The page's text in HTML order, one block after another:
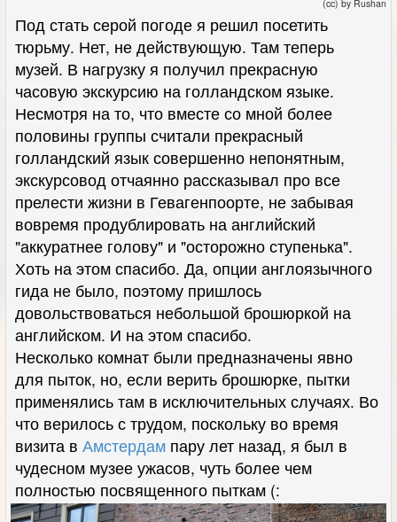
(cc) by Rushan
Под стать серой погоде я решил посетить
тюрьму. Нет, не действующую. Там теперь
музей. В нагрузку я получил прекрасную
часовую экскурсию на голландском языке.
Несмотря на то, что вместе со мной более
половины группы считали прекрасный
голландский язык совершенно непонятным,
экскурсовод отчаянно рассказывал про все
прелести жизни в Гевагенпоорте, не забывая
вовремя продублировать на английский
"аккуратнее голову" и "осторожно ступенька".
Хоть на этом спасибо. Да, опции англоязычного
гида не было, поэтому пришлось
довольствоваться небольшой брошюркой на
английском. И на этом спасибо.
Несколько комнат были предназначены явно
для пыток, но, если верить брошюрке, пытки
применялись там в исключительных случаях. Во
что верилось с трудом, поскольку во время
визита в Амстердам пару лет назад, я был в
чудесном музее ужасов, чуть более чем
полностью посвященного пыткам (: